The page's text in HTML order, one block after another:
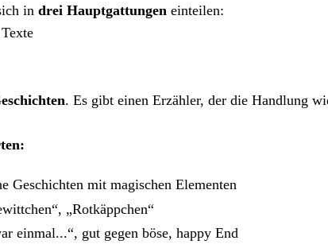
in drei Hauptgattungen einteilen:
. Es gibt einen Erzähler, der die Handlung
Geschichten mit magischen Elementen
„Rotkäppchen“
einmal...“, gut gegen böse, happy End